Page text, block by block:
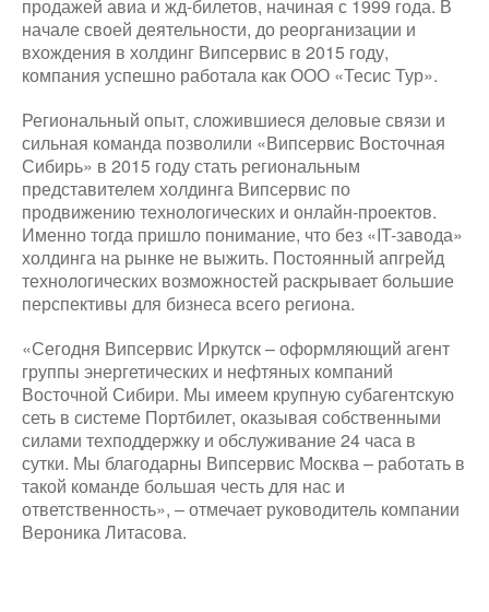
продажей авиа и жд-билетов, начиная с 1999 года. В
начале своей деятельности, до реорганизации и
вхождения в холдинг Випсервис в 2015 году,
компания успешно работала как ООО «Тесис Тур».
Региональный опыт, сложившиеся деловые связи и
сильная команда позволили «Випсервис Восточная
Сибирь» в 2015 году стать региональным
представителем холдинга Випсервис по
продвижению технологических и онлайн-проектов.
Именно тогда пришло понимание, что без «IT-завода»
холдинга на рынке не выжить. Постоянный апгрейд
технологических возможностей раскрывает большие
перспективы для бизнеса всего региона.
«Сегодня Випсервис Иркутск – оформляющий агент
группы энергетических и нефтяных компаний
Восточной Сибири. Мы имеем крупную субагентскую
сеть в системе Портбилет, оказывая собственными
силами техподдержку и обслуживание 24 часа в
сутки. Мы благодарны Випсервис Москва – работать в
такой команде большая честь для нас и
ответственность», – отмечает руководитель компании
Вероника Литасова.